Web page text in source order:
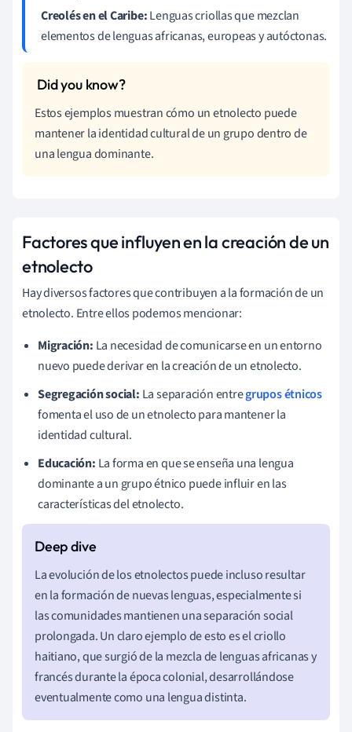
Creolés en el Caribe:Lenguas criollas que mezclan
elementos de lenguas africanas, europeas y autóctonas.
Estos ejemplos muestran cómo un etnolecto puede
mantener la identidad cultural de un grupo dentro de
una lengua dominante.
Factores que influyen en la creación de un
etnolecto
Hay diversos factores que contribuyen a la formación de un
etnolecto. Entre ellos podemos mencionar:
Migración: La necesidad de comunicarse en un entorno
nuevo puede derivar en la creación de un etnolecto.
Segregación social: La separación entregrupos étnicos
fomenta el uso de un etnolecto para mantener la
identidad cultural.
Educación: La forma en que se enseña una lengua
dominante a un grupo étnico puede influir en las
características del etnolecto.
La evolución de los etnolectos puede incluso resultar
en la formación de nuevas lenguas, especialmente si
las comunidades mantienen una separación social
prolongada. Un claro ejemplo de esto es el criollo
haitiano, que surgió de la mezcla de lenguas africanas y
francés durante la época colonial, desarrollándose
eventualmente como una lengua distinta.